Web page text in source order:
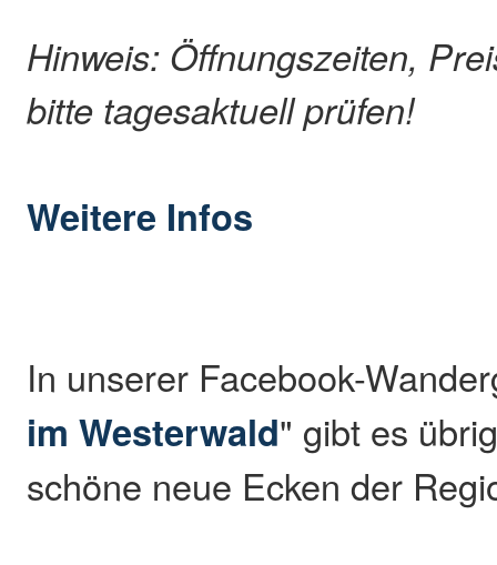
Hinweis: Öffnungszeiten,
bitte tagesaktuell prüfen!
Weitere Infos
In unserer Facebook-
im Westerwald" gibt es
schöne neue Ecken der